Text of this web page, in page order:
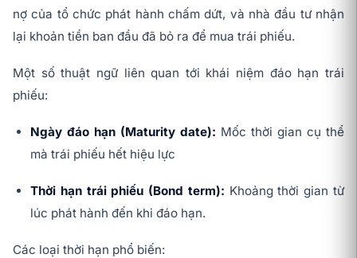
nợ của tổ chức phát hành chấm dứt, và nhà đầu tư nhận
lại khoản tiền ban đầu đã bỏ ra để mua trái phiếu.
Một số thuật ngữ liên quan tới khái niệm đáo hạn trái
phiếu:
Ngày đáo hạn (Maturity date): Mốc thời gian cụ thể
mà trái phiếu hết hiệu lực
Thời hạn trái phiếu (Bond term): Khoảng thời gian từ
lúc phát hành đến khi đáo hạn.
Các loại thời hạn phổ biến: